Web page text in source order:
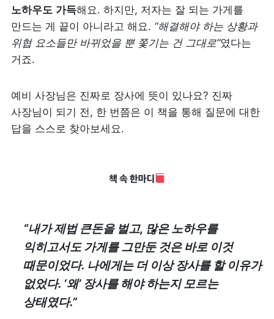
노하우도 가득해요. 하지만, 저자는 잘 되는 가게를
만드는 게 끝이 아니라고 해요. “해결해야 하는 상황과
위협 요소들만 바뀌었을 뿐 쫓기는 건 그대로”였다는
거죠.
예비 사장님은 진짜로 장사에 뜻이 있나요? 진짜
사장님이 되기 전, 한 번쯤은 이 책을 통해 질문에 대한
답을 스스로 찾아보세요.
“내가 제법 큰돈을 벌고, 많은 노하우를
익히고서도 가게를 그만둔 것은 바로 이것
때문이었다. 나에게는 더 이상 장사를 할 이유가
없었다. ‘왜’ 장사를 해야 하는지 모르는
상태였다.”